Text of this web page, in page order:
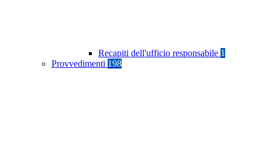
Recapiti dell'ufficio responsabile 1
Provvedimenti 198